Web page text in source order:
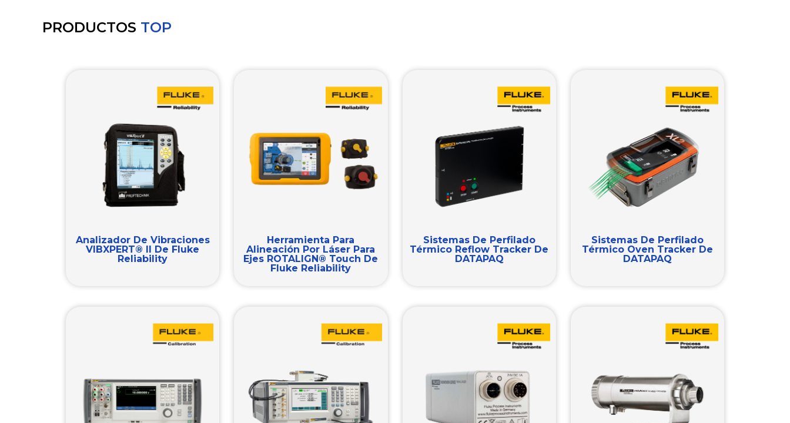
PRODUCTOS TOP
Analizador De Vibraciones
VIBXPERT® II De Fluke
Reliability
Herramienta Para
Alineación Por Láser Para
Ejes ROTALIGN® Touch De
Fluke Reliability
Sistemas De Perfilado
Térmico Reflow Tracker De
DATAPAQ
Sistemas De Perfilado
Térmico Oven Tracker De
DATAPAQ